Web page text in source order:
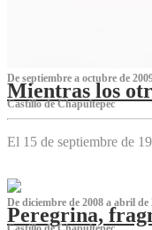
De septiembre a octubre de
Mientras los
Castillo de Chapultepec
El 15 de septiembre de
De diciembre de 2008 a abril de
Peregrina,